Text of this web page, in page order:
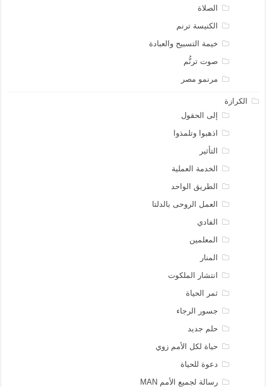
الصلاة
الكنيسة ترنم
خيمة التسبيح والعبادة
صوت ترنُّم
مرنمو مصر
الكرازة
إلى الحقول
اذهبوا وتلمذوا
التأثير
الخدمة العملية
الطريق الواحد
العمل الروحى بالدلتا
الفادي
المعلمين
المنار
انتشار الملكوت
ثمر الحياة
جسور الرجاء
حلم جديد
حياة لكل الأمم زوي
دعوة للحياة
رسالة لجميع الأمم MAN